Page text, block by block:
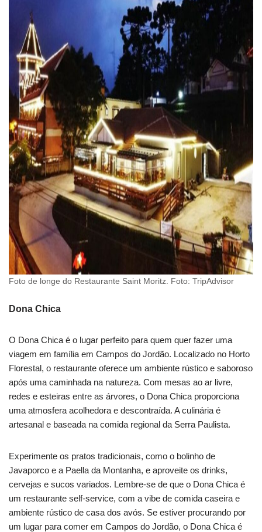
Foto de longe do Restaurante Saint Moritz. Foto: TripAdvisor
Dona Chica
O Dona Chica é o lugar perfeito para quem quer fazer uma
viagem em família em Campos do Jordão. Localizado no Horto
Florestal, o restaurante oferece um ambiente rústico e saboroso
após uma caminhada na natureza. Com mesas ao ar livre,
redes e esteiras entre as árvores, o Dona Chica proporciona
uma atmosfera acolhedora e descontraída. A culinária é
artesanal e baseada na comida regional da Serra Paulista.
Experimente os pratos tradicionais, como o bolinho de
Javaporco e a Paella da Montanha, e aproveite os drinks,
cervejas e sucos variados. Lembre-se de que o Dona Chica é
um restaurante self-service, com a vibe de comida caseira e
ambiente rústico de casa dos avós. Se estiver procurando por
um lugar para comer em Campos do Jordão, o Dona Chica é